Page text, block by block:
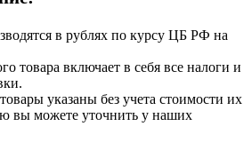
в рублях по курсу ЦБ РФ на
товара включает в себя все налоги и
указаны без учета стоимости их
вы можете уточнить у наших